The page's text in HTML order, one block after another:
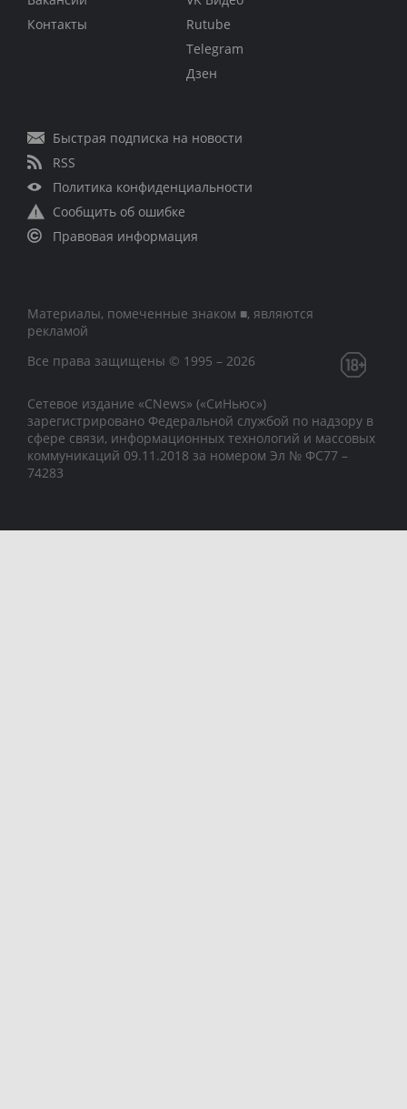
Контакты
Rutube
Telegram
Дзен
Быстрая подписка на новости
RSS
Политика конфиденциальности
Сообщить об ошибке
Правовая информация
Материалы, помеченные знаком ■, являются
рекламой
Все права защищены © 1995 – 2026
Сетевое издание «CNews» («СиНьюс»)
зарегистрировано Федеральной службой по надзору в
сфере связи, информационных технологий и массовых
коммуникаций 09.11.2018 за номером Эл № ФС77 –
74283